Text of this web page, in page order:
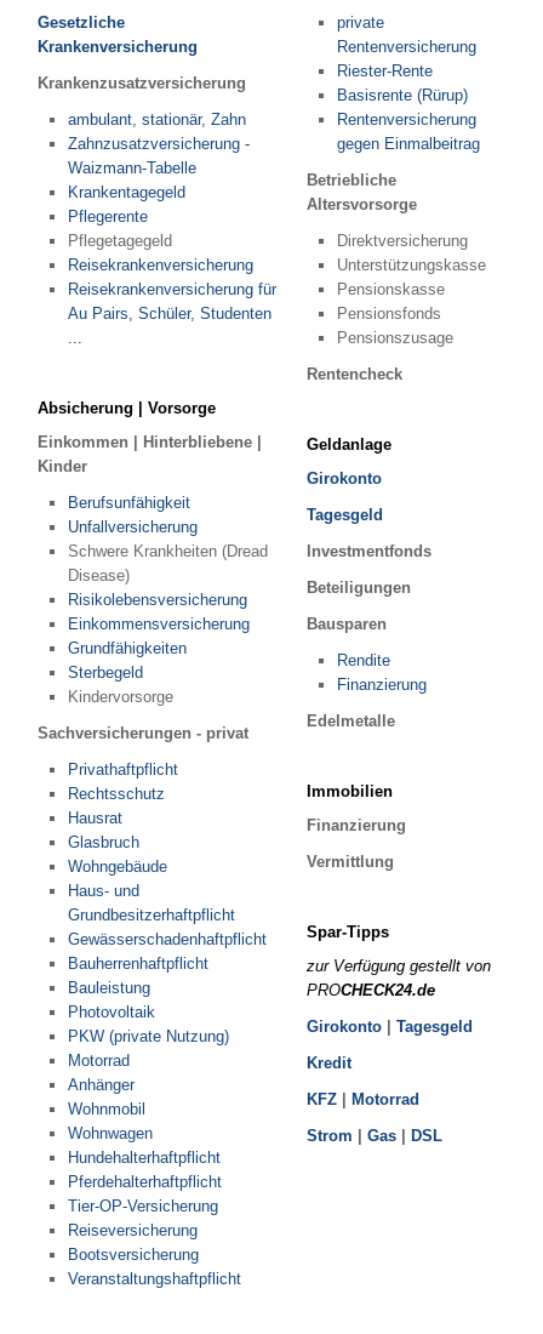
Reiseversicherung
GEWERBE-SACHVERSICHERUNGEN
Betriebshaftpflicht
Inhaltsversicherung
Elektronikversicherung
Rechtsschutz für Firmen
Kautionsversicherung
PKW (gewerbliche Nutzung)
ALTERSVORSORGE
PRIVATE ALTERSVORSORGE
Private Rentenversicherung
Riester-Rente
Rentenversicherung gegen Einmalbeitrag
Unterstützungskasse
Pensionskasse
Pensionsfonds
Pensionszusage
RENTENCHECK
GELDANLAGE
Girokonto
Tagesgeld
Investmentfonds
Beteiligungen
Bausparen
Edelmetalle
ETF - Managed Depot
Gesetzliche
Krankenversicherung
Krankenzusatzversicherung
ambulant, stationär, Zahn
Zahnzusatzversicherung -
Waizmann-Tabelle
Krankentagegeld
Pflegerente
Pflegetagegeld
Reisekrankenversicherung
Reisekrankenversicherung für
Au Pairs, Schüler, Studenten
...
Absicherung | Vorsorge
Einkommen | Hinterbliebene |
Kinder
Berufsunfähigkeit
Unfallversicherung
Schwere Krankheiten (Dread
Disease)
Risikolebensversicherung
Einkommensversicherung
Grundfähigkeiten
Sterbegeld
Kindervorsorge
Sachversicherungen - privat
Privathaftpflicht
Rechtsschutz
Hausrat
Glasbruch
Wohngebäude
Haus- und
Grundbesitzerhaftpflicht
Gewässerschadenhaftpflicht
Bauherrenhaftpflicht
Bauleistung
Photovoltaik
PKW (private Nutzung)
Motorrad
Anhänger
Wohnmobil
Wohnwagen
Hundehalterhaftpflicht
Pferdehalterhaftpflicht
Tier-OP-Versicherung
Reiseversicherung
Bootsversicherung
Veranstaltungshaftpflicht
private
Rentenversicherung
Riester-Rente
Basisrente (Rürup)
Rentenversicherung
gegen Einmalbeitrag
Betriebliche
Altersvorsorge
Direktversicherung
Unterstützungskasse
Pensionskasse
Pensionsfonds
Pensionszusage
Rentencheck
Geldanlage
Girokonto
Tagesgeld
Investmentfonds
Beteiligungen
Bausparen
Rendite
Finanzierung
Edelmetalle
Immobilien
Finanzierung
Vermittlung
Spar-Tipps
zur Verfügung gestellt von
PROCHECK24.de
Girokonto
Tagesgeld
Kredit
KFZ
Motorrad
Strom
Gas DSL